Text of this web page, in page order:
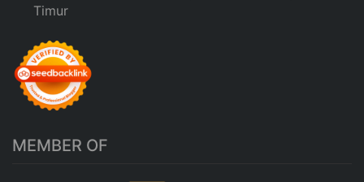
Timur
MEMBER OF